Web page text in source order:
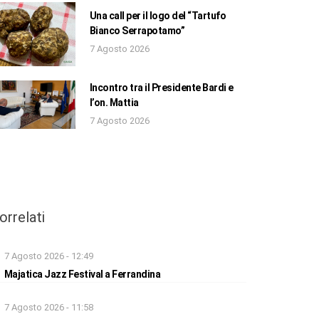
Una call per il logo del “Tartufo
Bianco Serrapotamo”
7 Agosto 2026
Incontro tra il Presidente Bardi e
l’on. Mattia
7 Agosto 2026
7 Agosto 2026 - 12:49
Majatica Jazz Festival a Ferrandina
7 Agosto 2026 - 11:58